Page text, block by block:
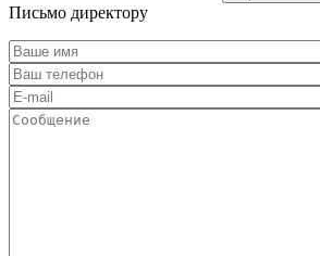
Письмо директору